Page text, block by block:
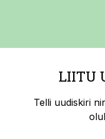
LIITU
Telli uudiskiri